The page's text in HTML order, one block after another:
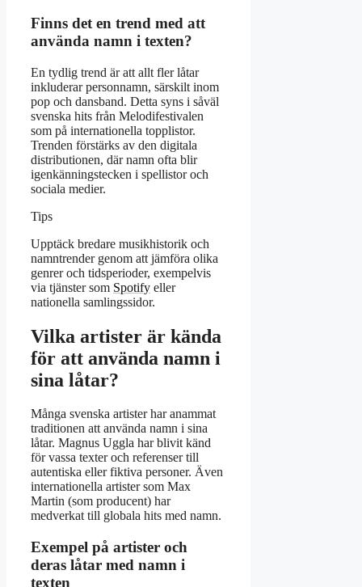
Finns det en trend med att
använda namn i texten?
En tydlig trend är att allt fler låtar
inkluderar personnamn, särskilt inom
pop och dansband. Detta syns i såväl
svenska hits från Melodifestivalen
som på internationella topplistor.
Trenden förstärks av den digitala
distributionen, där namn ofta blir
igenkänningstecken i spellistor och
sociala medier.
Tips
Upptäck bredare musikhistorik och
namntrender genom att jämföra olika
genrer och tidsperioder, exempelvis
via tjänster som Spotify eller
nationella samlingssidor.
Vilka artister är kända
för att använda namn i
sina låtar?
Många svenska artister har anammat
traditionen att använda namn i sina
låtar. Magnus Uggla har blivit känd
för vassa texter och referenser till
autentiska eller fiktiva personer. Även
internationella artister som Max
Martin (som producent) har
medverkat till globala hits med namn.
Exempel på artister och
deras låtar med namn i
texten